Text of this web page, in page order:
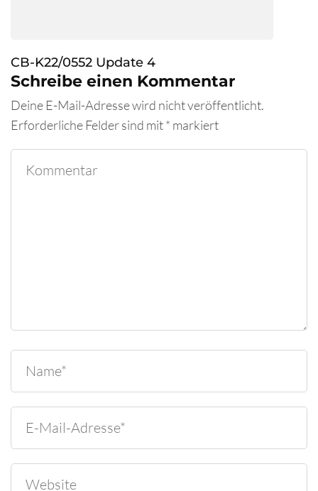
CB-K22/0552 Update 4
Schreibe einen Kommentar
Deine E-Mail-Adresse wird nicht veröffentlicht.
Erforderliche Felder sind mit* markiert